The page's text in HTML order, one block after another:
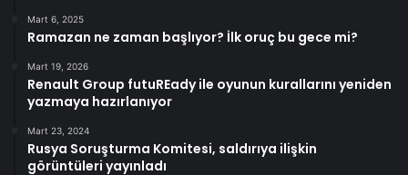
Mart 6, 2025
Ramazan ne zaman başlıyor? İlk oruç bu gece mi?
Mart 19, 2026
Renault Group futuREady ile oyunun kurallarını yeniden
yazmaya hazırlanıyor
Mart 23, 2024
Rusya Soruşturma Komitesi, saldırıya ilişkin
görüntüleri yayınladı